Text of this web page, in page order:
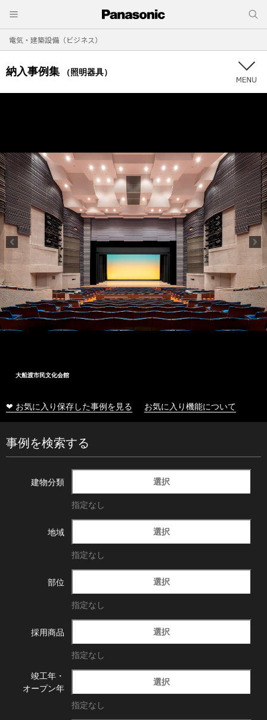
電気・建築設備（ビジネス）
納入事例集 （照明器具）
大船渡市民文化会館
❤ お気に入り保存した事例を見る お気に入り機能について
事例を検索する
建物分類 選択
指定なし
地域 選択
指定なし
部位 選択
指定なし
採用商品 選択
指定なし
竣工年・
オープン年
選択
指定なし